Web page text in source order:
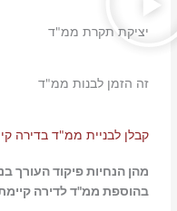
יציקת תקרת ממ"ד
זה הזמן לבנות ממ"ד
קבלן לבניית ממ"ד בדירה
מהן הנחיות פיקוד העורך
בהוספת ממ"ד לדירה